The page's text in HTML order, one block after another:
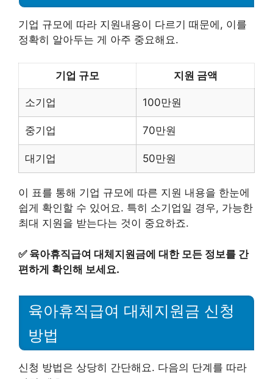
기업 규모에 따라 지원내용이 다르기 때문에, 이를
정확히 알아두는 게 아주 중요해요.
기업 규모 지원 금액
소기업 100만원
중기업 70만원
대기업 50만원
이 표를 통해 기업 규모에 따른 지원 내용을 한눈에
쉽게 확인할 수 있어요. 특히 소기업일 경우, 가능한
최대 지원을 받는다는 것이 중요하죠.
✅ 육아휴직급여 대체지원금에 대한 모든 정보를 간
편하게 확인해 보세요.
육아휴직급여 대체지원금 신청
방법
신청 방법은 상당히 간단해요. 다음의 단계를 따라